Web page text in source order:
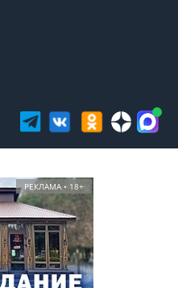
РЕКЛАМА • 18+